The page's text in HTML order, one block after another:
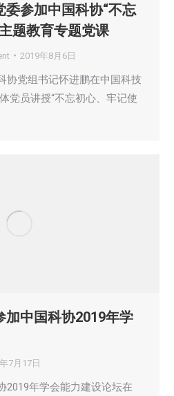
委参加中国科协“不忘
题教育专题党课
2019年8月6日
协党组书记怀进鹏在中国科技
党员讲授“不忘初心、牢记使
加中国科协2019年学
7月17日
2019年学会能力建设论坛在